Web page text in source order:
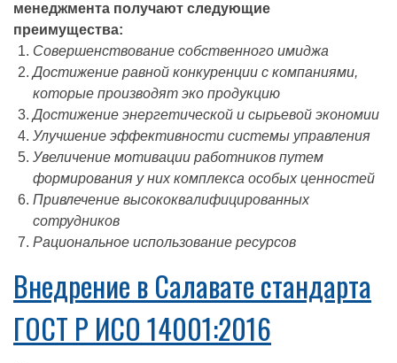
менеджмента получают следующие
преимущества:
Совершенствование собственного имиджа
Достижение равной конкуренции с компаниями,
которые производят эко продукцию
Достижение энергетической и сырьевой экономии
Улучшение эффективности системы управления
Увеличение мотивации работников путем
формирования у них комплекса особых ценностей
Привлечение высококвалифицированных
сотрудников
Рациональное использование ресурсов
Внедрение в Салавате стандарта
ГОСТ Р ИСО 14001:2016